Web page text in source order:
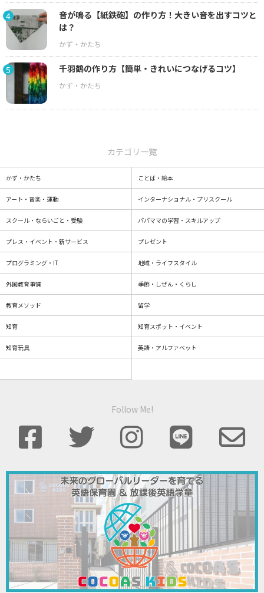
4
音が鳴る【紙鉄砲】の作り方！大きい音を出すコツと
は？
5 千羽鶴の作り方【簡単・きれいにつなげるコツ】
カテゴリ一覧
かず・かたち ことば・絵本
アート・音楽・運動 インターナショナル・プリスクール
スクール・ならいごと・受験 パパママの学習・スキルアップ
プレス・イベント・新サービス プレゼント
プログラミング・IT 地域・ライフスタイル
外国教育事情 季節・しぜん・くらし
教育メソッド 留学
知育 知育スポット・イベント
知育玩具 英語・アルファベット
Follow Me!